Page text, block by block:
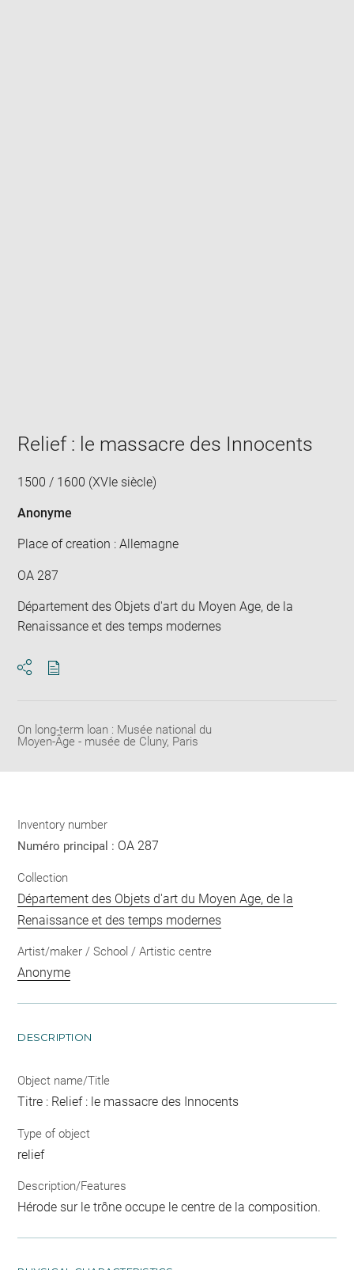
window
Relief : le massacre des Innocents
1500 / 1600 (XVIe siècle)
Anonyme
Place of creation : Allemagne
OA 287
Département des Objets d'art du Moyen Age, de la
Renaissance et des temps modernes
On long-term loan : Musée national du
Moyen-Âge - musée de Cluny, Paris
Inventory number
Numéro principal : OA 287
Collection
Département des Objets d'art du Moyen Age, de la
Renaissance et des temps modernes
Artist/maker / School / Artistic centre
Anonyme
DESCRIPTION
Object name/Title
Titre : Relief : le massacre des Innocents
Type of object
relief
Description/Features
Hérode sur le trône occupe le centre de la composition.